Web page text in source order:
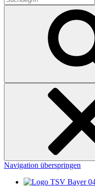
Navigation überspringen